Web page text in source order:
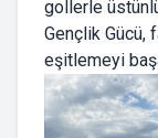
gollerle
Gençlik Gücü,
eşitlemeyi